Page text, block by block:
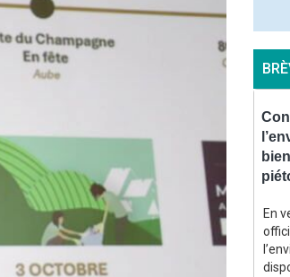
de Jacques Jaouen, ancien
président de la chambre de
Bretagne
Ancien président de la chambre
d’agriculture du Finistère (2001-2019)
et de la chambre régionale de
Bretagne (2007-2019), Jacques
En